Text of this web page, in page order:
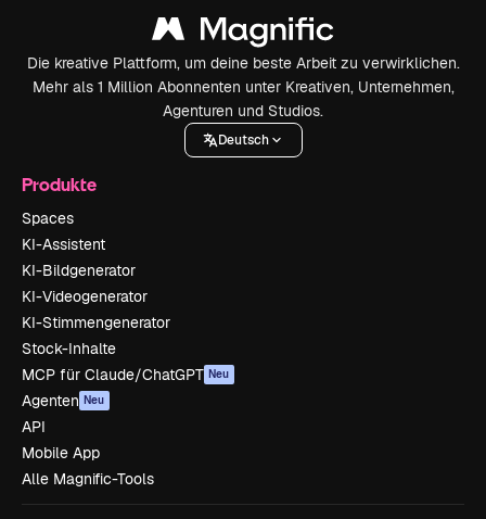
Die kreative Plattform, um deine beste Arbeit zu verwirklichen.
Mehr als 1 Million Abonnenten unter Kreativen, Unternehmen,
Agenturen und Studios.
Deutsch
Produkte
Spaces
KI-Assistent
KI-Bildgenerator
KI-Videogenerator
KI-Stimmengenerator
Stock-Inhalte
MCP für Claude/ChatGPT Neu
Agenten Neu
API
Mobile App
Alle Magnific-Tools